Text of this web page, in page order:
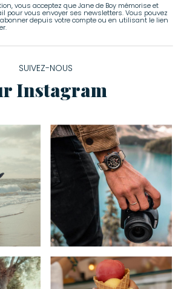
vous acceptez que Jane de Boy mémorise et
pour vous envoyer ses newsletters. Vous pouvez
depuis votre compte ou en utilisant le lien
SUIVEZ-NOUS
Instagram